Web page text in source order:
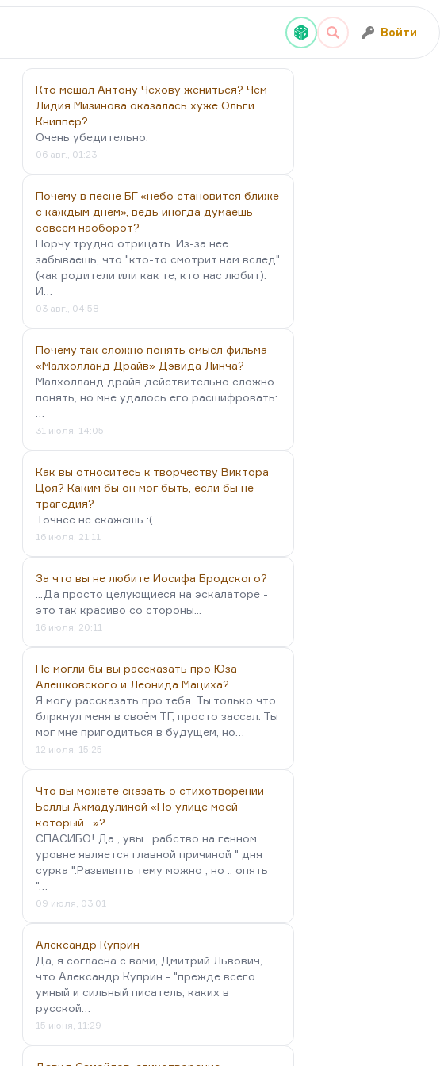
Войти
Кто мешал Антону Чехову жениться? Чем
Лидия Мизинова оказалась хуже Ольги
Книппер?
Очень убедительно.
06 авг., 01:23
Почему в песне БГ «небо становится ближе
с каждым днем», ведь иногда думаешь
совсем наоборот?
Порчу трудно отрицать. Из-за неё
забываешь, что "кто-то смотрит нам вслед"
(как родители или как те, кто нас любит).
И…
03 авг., 04:58
Почему так сложно понять смысл фильма
«Малхолланд Драйв» Дэвида Линча?
Малхолланд драйв действительно сложно
понять, но мне удалось его расшифровать:
31 июля, 14:05
Как вы относитесь к творчеству Виктора
Цоя? Каким бы он мог быть, если бы не
трагедия?
Точнее не скажешь :(
16 июля, 21:11
За что вы не любите Иосифа Бродского?
...Да просто целующиеся на эскалаторе -
это так красиво со стороны...
16 июля, 20:11
Не могли бы вы рассказать про Юза
Алешковского и Леонида Мациха?
Я могу рассказать про тебя. Ты только что
блркнул меня в своём ТГ, просто зассал. Ты
мог мне пригодиться в будущем, но…
12 июля, 15:25
Что вы можете сказать о стихотворении
Беллы Ахмадулиной «По улице моей
который…»?
СПАСИБО! Да , увы . рабство на генном
уровне является главной причиной " дня
сурка ".Развивпть тему можно , но .. опять
"…
09 июля, 03:01
Александр Куприн
Да, я согласна с вами, Дмитрий Львович,
что Александр Куприн - "прежде всего
умный и сильный писатель, каких в
русской…
15 июня, 11:29